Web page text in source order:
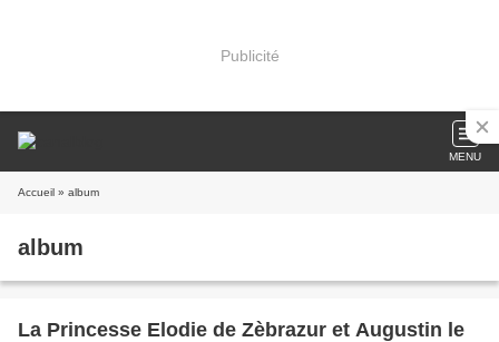
Publicité
MENU
Accueil » album
album
La Princesse Elodie de Zèbrazur et Augustin le